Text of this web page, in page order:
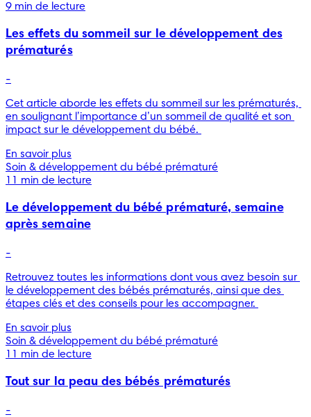
9 min de lecture
Les effets du sommeil sur le développement des
prématurés
-
Cet article aborde les effets du sommeil sur les prématurés,
en soulignant l’importance d’un sommeil de qualité et son
impact sur le développement du bébé.
En savoir plus
Soin & développement du bébé prématuré
11 min de lecture
Le développement du bébé prématuré, semaine
après semaine
-
Retrouvez toutes les informations dont vous avez besoin sur
le développement des bébés prématurés, ainsi que des
étapes clés et des conseils pour les accompagner.
En savoir plus
Soin & développement du bébé prématuré
11 min de lecture
Tout sur la peau des bébés prématurés
-